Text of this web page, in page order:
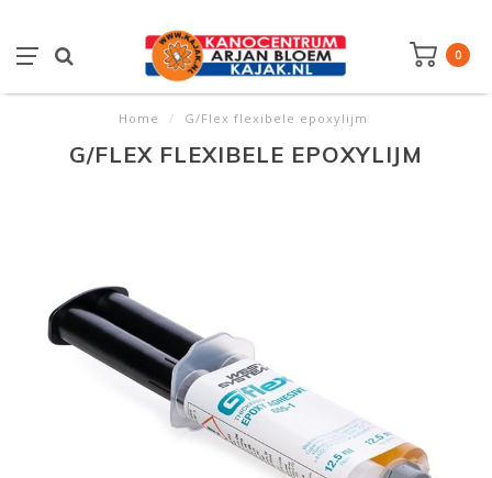
0
Home / G/Flex flexibele epoxylijm
G/FLEX FLEXIBELE EPOXYLIJM